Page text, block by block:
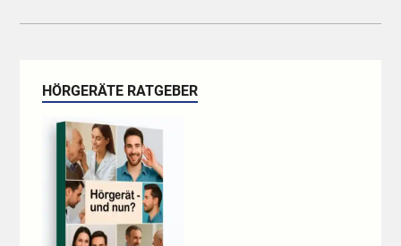
HÖRGERÄTE RATGEBER